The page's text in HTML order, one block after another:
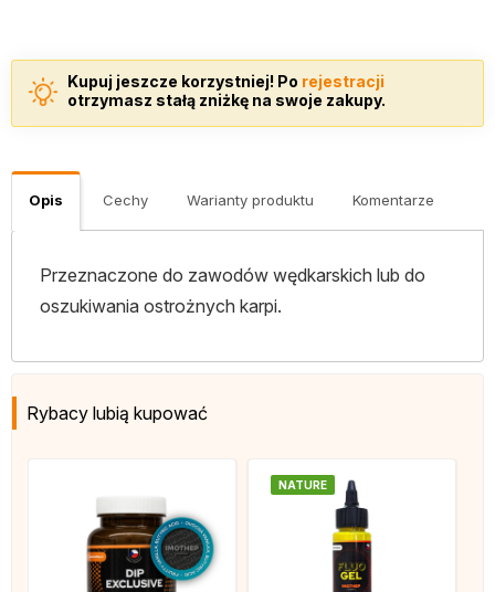
Kupuj jeszcze korzystniej! Po rejestracji
otrzymasz stałą zniżkę na swoje zakupy.
Opis Cechy Warianty produktu Komentarze
Przeznaczone do zawodów wędkarskich lub do
oszukiwania ostrożnych karpi.
Rybacy lubią kupować
NATURE